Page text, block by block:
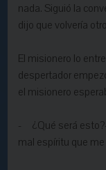
nada. Siguió la
dijo que volvería
El misionero lo
despertador
el misionero
- ¿Qué será
mal espíritu que